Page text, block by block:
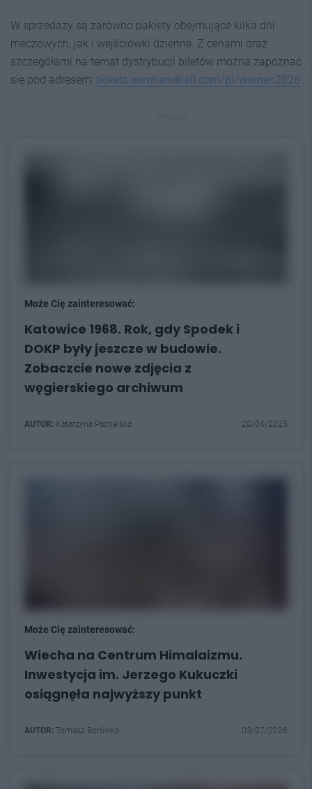
W sprzedaży są zarówno pakiety obejmujące kilka dni
meczowych, jak i wejściówki dzienne. Z cenami oraz
szczegółami na temat dystrybucji biletów można zapoznać
się pod adresem: tickets.eurohandball.com/pl/women2026
Może Cię zainteresować:
Katowice 1968. Rok, gdy Spodek i
DOKP były jeszcze w budowie.
Zobaczcie nowe zdjęcia z
węgierskiego archiwum
AUTOR: Katarzyna Pachelska 20/04/2025
Może Cię zainteresować:
Wiecha na Centrum Himalaizmu.
Inwestycja im. Jerzego Kukuczki
osiągnęła najwyższy punkt
AUTOR: Tomasz Borówka 03/07/2026